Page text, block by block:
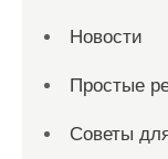
Новости
Простые
Советы